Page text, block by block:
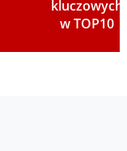
kluczowych
w TOP10